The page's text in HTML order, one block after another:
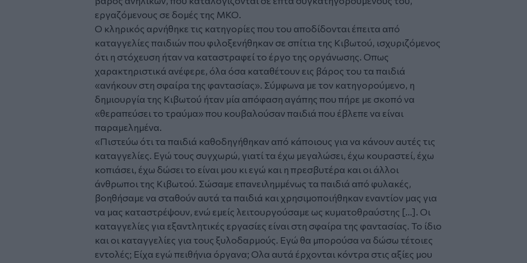
εργαζόμενους σε δομές της ΜΚΟ.
Ο κληρικός αρνήθηκε τις κατηγορίες που του αποδίδονται έπειτα από
καταγγελίες παιδιών που φιλοξενήθηκαν σε σπίτια της Κιβωτού, ισχυριζόμενος
ότι η στόχευση ήταν να καταστραφεί το έργο της οργάνωσης. Οπως
χαρακτηριστικά ανέφερε, όλα όσα καταθέτουν εις βάρος του τα παιδιά
«ανήκουν στη σφαίρα της φαντασίας». Σύμφωνα με τον κατηγορούμενο, η
δημιουργία της Κιβωτού ήταν μία απόφαση αγάπης που πήρε με σκοπό να
«θεραπεύσει το τραύμα» που κουβαλούσαν παιδιά που έβλεπε να είναι
παραμελημένα.
«Πιστεύω ότι τα παιδιά καθοδηγήθηκαν από κάποιους για να κάνουν αυτές τις
καταγγελίες. Εγώ τους συγχωρώ, γιατί τα έχω μεγαλώσει, έχω κουραστεί, έχω
κοπιάσει, έχω δώσει το είναι μου κι εγώ και η πρεσβυτέρα και οι άλλοι
άνθρωποι της Κιβωτού. Σώσαμε επανειλημμένως τα παιδιά από φυλακές,
βοηθήσαμε να σταθούν αυτά τα παιδιά και χρησιμοποιήθηκαν εναντίον μας για
να μας καταστρέψουν, ενώ εμείς λειτουργούσαμε ως κυματοθραύστης […]. Οι
καταγγελίες για εξαντλητικές εργασίες είναι στη σφαίρα της φαντασίας. Το ίδιο
και οι καταγγελίες για τους ξυλοδαρμούς. Εγώ θα μπορούσα να δώσω τέτοιες
εντολές; Είχα εγώ πειθήνια όργανα; Ολα αυτά έρχονται κόντρα στις αξίες μου